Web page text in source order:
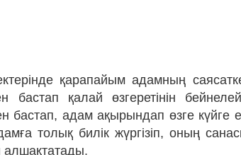
қарапайым адамның
бастап қалай өзгеретінін
бастап, адам ақырындап өзге күйге
толық билік жүргізіп, оның